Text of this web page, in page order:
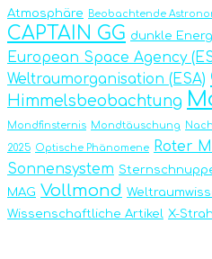
Atmosphäre Beobachtende
CAPTAIN GG dunkle
European Space Agency
Weltraumorganisation (ESA)
Himmelsbeobachtung
Mondfinsternis Mondtäuschung
2025 Optische Phänomene Roter
Sonnensystem
MAG Vollmond
Wissenschaftliche Artikel X-